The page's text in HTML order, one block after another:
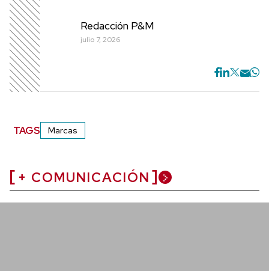
Redacción P&M
julio 7, 2026
TAGS Marcas
+ COMUNICACIÓN